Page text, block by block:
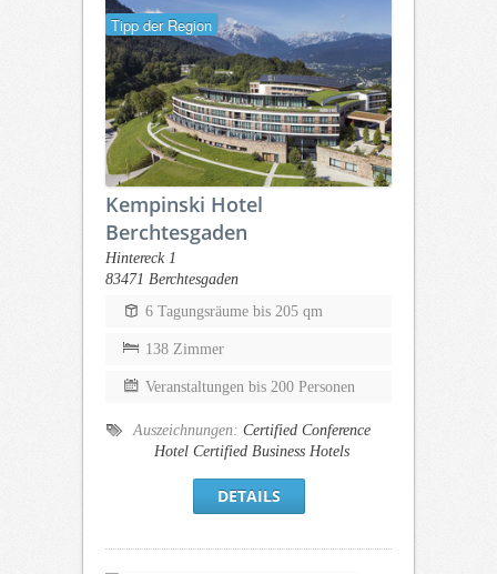
Tipp der Region
Kempinski Hotel
Berchtesgaden
Hintereck 1
83471 Berchtesgaden
6 Tagungsräume bis 205 qm
138 Zimmer
Veranstaltungen bis 200 Personen
Auszeichnungen: Certified Conference
Hotel Certified Business Hotels
DETAILS